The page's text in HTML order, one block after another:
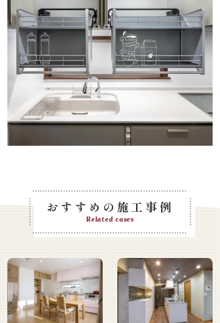
おすすめの施工事例
Related cases